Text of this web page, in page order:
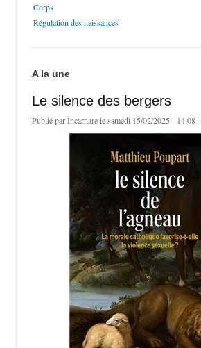
Corps
Régulation des naissances
A la une
Le silence des bergers
Publié parIncarnarele samedi 15/02/2025 - 14:08 -